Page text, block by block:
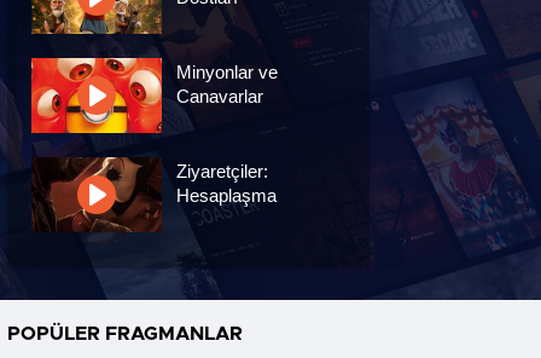
Minyonlar ve
Canavarlar
Ziyaretçiler:
Hesaplaşma
Nasreddin Hoca:
Zaman Yolcusu 4
POPÜLER FRAGMANLAR